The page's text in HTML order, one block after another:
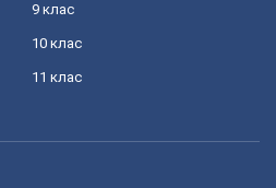
9 клас
10 клас
11 клас